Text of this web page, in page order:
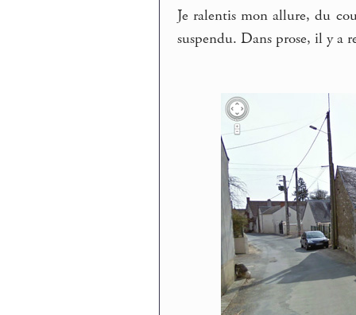
Je ralentis mon allure, du
suspendu. Dans prose, il y a